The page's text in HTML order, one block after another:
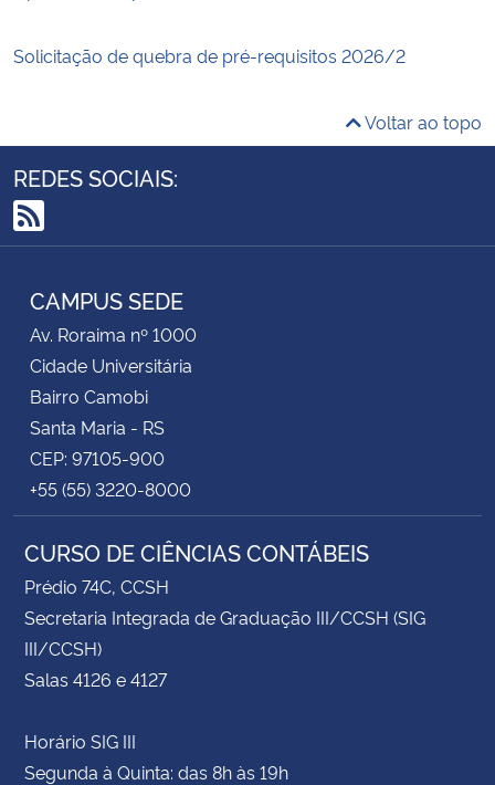
Solicitação de quebra de pré-requisitos 2026/2
Voltar ao topo
REDES SOCIAIS:
RSS
CAMPUS SEDE
Av. Roraima nº 1000
Cidade Universitária
Bairro Camobi
Santa Maria - RS
CEP: 97105-900
+55 (55) 3220-8000
CURSO DE CIÊNCIAS CONTÁBEIS
Prédio 74C, CCSH
Secretaria Integrada de Graduação III/CCSH (SIG
III/CCSH)
Salas 4126 e 4127
Horário SIG III
Segunda à Quinta: das 8h às 19h